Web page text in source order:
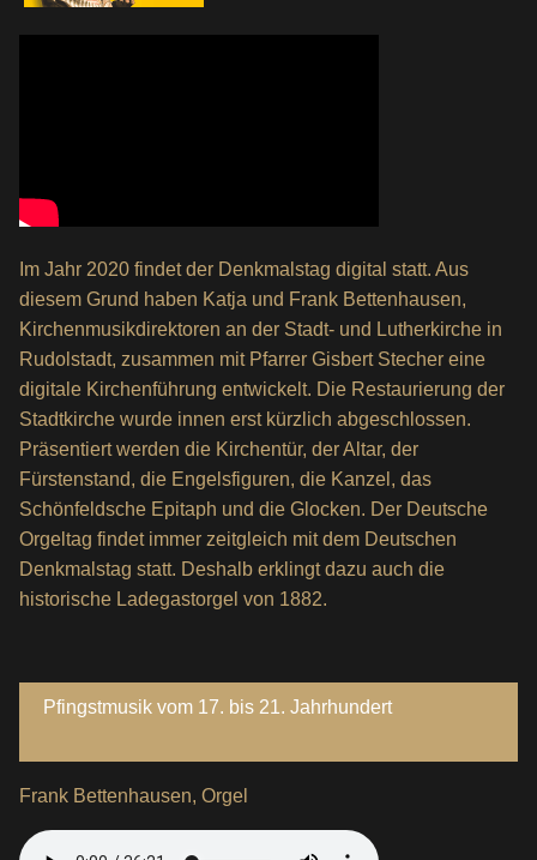
Im Jahr 2020 findet der Denkmalstag digital statt. Aus
diesem Grund haben Katja und Frank Bettenhausen,
Kirchenmusikdirektoren an der Stadt- und Lutherkirche in
Rudolstadt, zusammen mit Pfarrer Gisbert Stecher eine
digitale Kirchenführung entwickelt. Die Restaurierung der
Stadtkirche wurde innen erst kürzlich abgeschlossen.
Präsentiert werden die Kirchentür, der Altar, der
Fürstenstand, die Engelsfiguren, die Kanzel, das
Schönfeldsche Epitaph und die Glocken. Der Deutsche
Orgeltag findet immer zeitgleich mit dem Deutschen
Denkmalstag statt. Deshalb erklingt dazu auch die
historische Ladegastorgel von 1882.
Pfingstmusik vom 17. bis 21. Jahrhundert
Frank Bettenhausen, Orgel